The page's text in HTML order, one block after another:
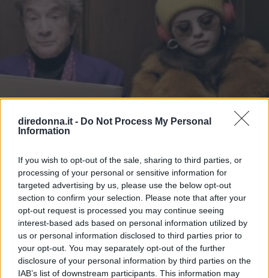
diredonna.it - Do Not Process My Personal
Information
If you wish to opt-out of the sale, sharing to third parties, or
processing of your personal or sensitive information for
targeted advertising by us, please use the below opt-out
section to confirm your selection. Please note that after your
opt-out request is processed you may continue seeing
interest-based ads based on personal information utilized by
us or personal information disclosed to third parties prior to
your opt-out. You may separately opt-out of the further
disclosure of your personal information by third parties on the
IAB’s list of downstream participants. This information may
SPETTACOLO
Only Murders in the Building:
tutto sulla nuova serie crime con